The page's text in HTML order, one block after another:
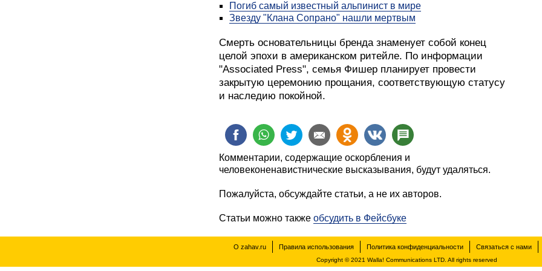
Погиб самый известный альпинист в мире
Звезду "Клана Сопрано" нашли мертвым
Смерть основательницы бренда знаменует собой конец
целой эпохи в американском ритейле. По информации
"Associated Press", семья Фишер планирует провести
закрытую церемонию прощания, соответствующую статусу
и наследию покойной.
Комментарии, содержащие оскорбления и
человеконенавистнические высказывания, будут удаляться.
Пожалуйста, обсуждайте статьи, а не их авторов.
Статьи можно также обсудить в Фейсбуке
О zahav.ru Правила использования Политика конфиденциальности Связаться с нами
Copyright © 2021 Walla! Communications LTD. All rights reserved